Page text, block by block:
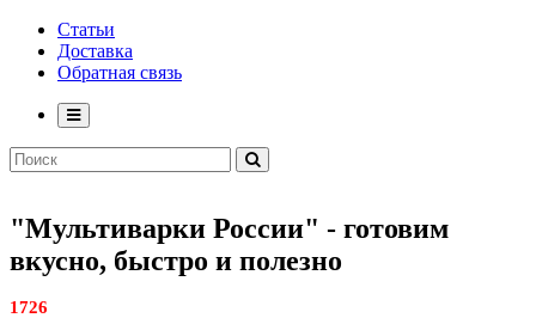
Статьи
Доставка
Обратная связь
"Мультиварки России" - готовим
вкусно, быстро и полезно
1726